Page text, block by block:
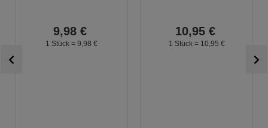
9,98 €
1 Stück = 9, 98 €
10,95 €
1 Stück = 10, 95 €